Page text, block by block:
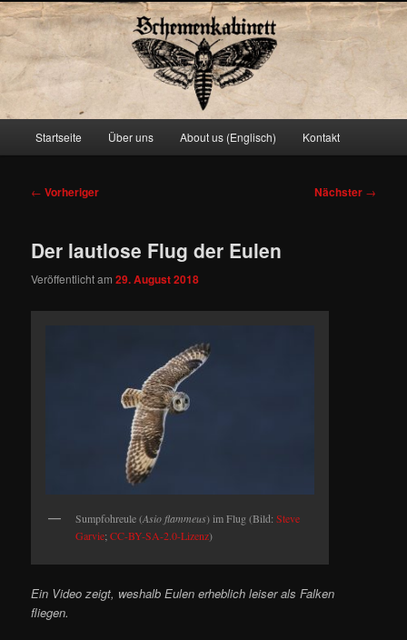
Schemenkabinett
Zum
springen
Startseite Über uns About us (Englisch) Kontakt
Beitragsnavigation
← Vorheriger Nächster →
Der lautlose Flug der Eulen
Veröffentlicht am29. August 2018
Sumpfohreule (Asio flammeus) im Flug (Bild:Steve
Garvie;CC-BY-SA-2.0-Lizenz)
Ein Video zeigt, weshalb Eulen erheblich leiser als Falken
fliegen.